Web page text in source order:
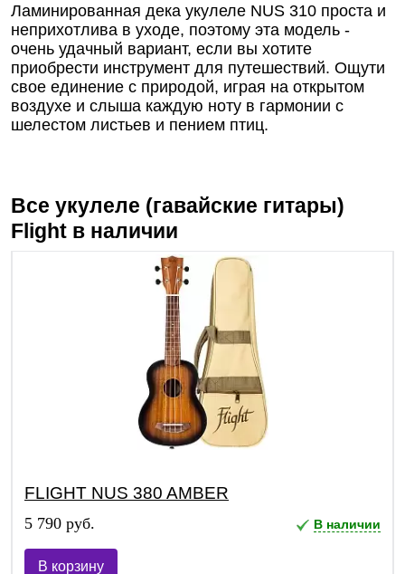
Ламинированная дека укулеле NUS 310 проста и
неприхотлива в уходе, поэтому эта модель -
очень удачный вариант, если вы хотите
приобрести инструмент для путешествий. Ощути
свое единение с природой, играя на открытом
воздухе и слыша каждую ноту в гармонии с
шелестом листьев и пением птиц.
Все укулеле (гавайские гитары)
Flight в наличии
FLIGHT NUS 380 AMBER
5 790 руб. В наличии
В корзину